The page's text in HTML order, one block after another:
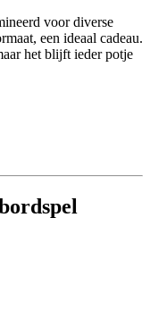
voor diverse
een ideaal cadeau.
het blijft ieder potje